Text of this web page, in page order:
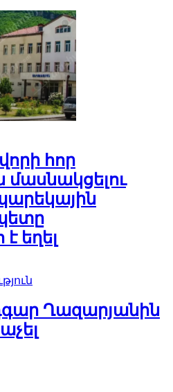
հոր
մասնակցելու
եղել
Ղազարյանին